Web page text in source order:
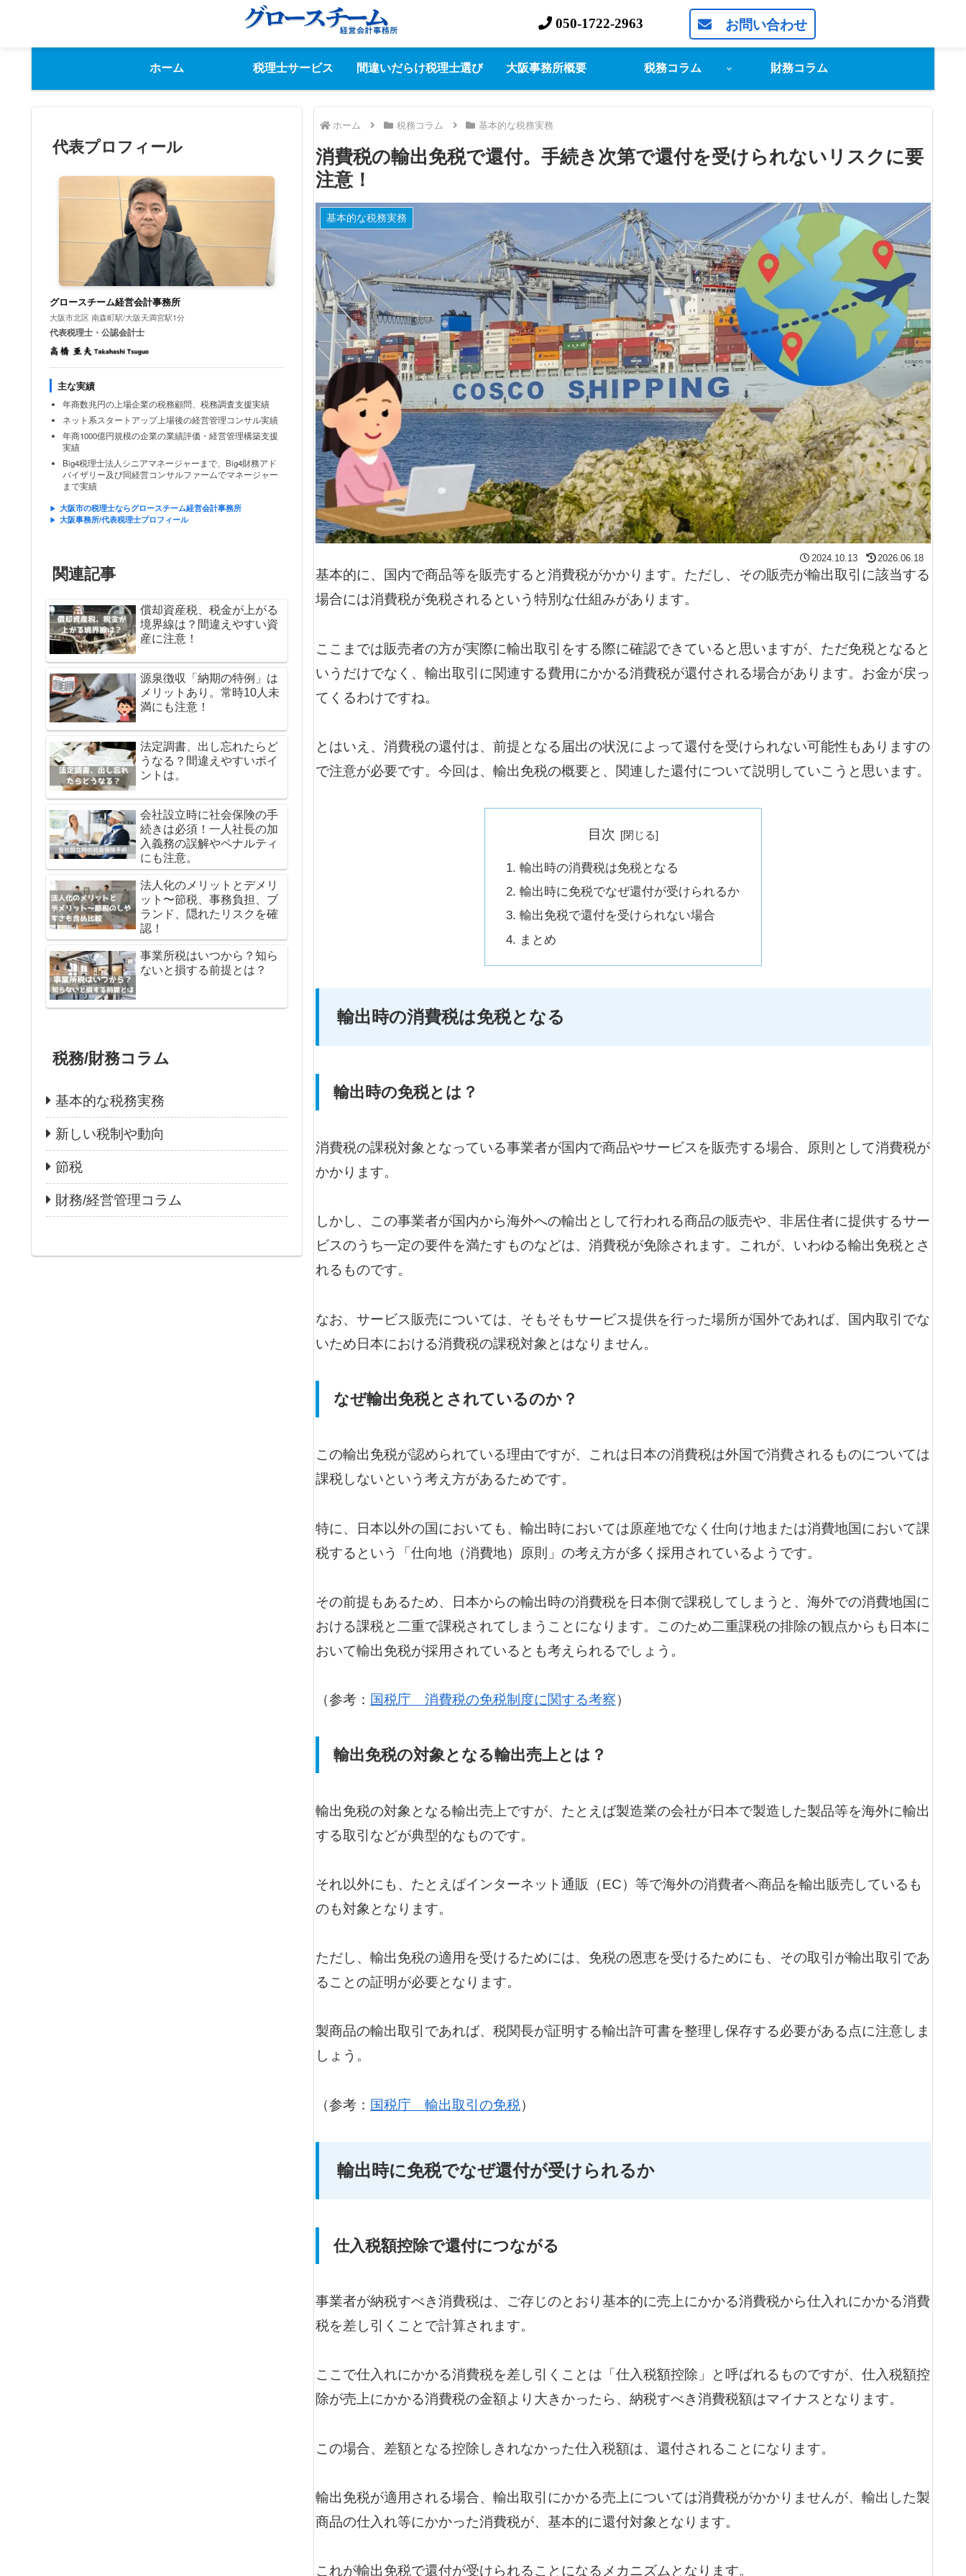
050-1722-2963 お問い合わせ
ホーム 税理士サービス 間違いだらけ税理士選び 大阪事務所概要 税務コラム 財務コラム
ホーム 税務コラム 基本的な税務実務
消費税の輸出免税で還付。手続き次第で還付を受けられないリスクに要
注意！
基本的な税務実務
2024.10.13 2026.06.18
基本的に、国内で商品等を販売すると消費税がかかります。ただし、その販売が輸出取引に該当する
場合には消費税が免税されるという特別な仕組みがあります。
ここまでは販売者の方が実際に輸出取引をする際に確認できていると思いますが、ただ免税となると
いうだけでなく、輸出取引に関連する費用にかかる消費税が還付される場合があります。お金が戻っ
てくるわけですね。
とはいえ、消費税の還付は、前提となる届出の状況によって還付を受けられない可能性もありますの
で注意が必要です。今回は、輸出免税の概要と、関連した還付について説明していこうと思います。
目次
輸出時の消費税は免税となる
輸出時に免税でなぜ還付が受けられるか
輸出免税で還付を受けられない場合
まとめ
輸出時の消費税は免税となる
輸出時の免税とは？
消費税の課税対象となっている事業者が国内で商品やサービスを販売する場合、原則として消費税が
かかります。
しかし、この事業者が国内から海外への輸出として行われる商品の販売や、非居住者に提供するサー
ビスのうち一定の要件を満たすものなどは、消費税が免除されます。これが、いわゆる輸出免税とさ
れるものです。
なお、サービス販売については、そもそもサービス提供を行った場所が国外であれば、国内取引でな
いため日本における消費税の課税対象とはなりません。
なぜ輸出免税とされているのか？
この輸出免税が認められている理由ですが、これは日本の消費税は外国で消費されるものについては
課税しないという考え方があるためです。
特に、日本以外の国においても、輸出時においては原産地でなく仕向け地または消費地国において課
税するという「仕向地（消費地）原則」の考え方が多く採用されているようです。
その前提もあるため、日本からの輸出時の消費税を日本側で課税してしまうと、海外での消費地国に
おける課税と二重で課税されてしまうことになります。このため二重課税の排除の観点からも日本に
おいて輸出免税が採用されているとも考えられるでしょう。
（参考： 国税庁 消費税の免税制度に関する考察）
輸出免税の対象となる輸出売上とは？
輸出免税の対象となる輸出売上ですが、たとえば製造業の会社が日本で製造した製品等を海外に輸出
する取引などが典型的なものです。
それ以外にも、たとえばインターネット通販（EC）等で海外の消費者へ商品を輸出販売しているも
のも対象となります。
ただし、輸出免税の適用を受けるためには、免税の恩恵を受けるためにも、その取引が輸出取引であ
ることの証明が必要となります。
製商品の輸出取引であれば、税関長が証明する輸出許可書を整理し保存する必要がある点に注意しま
しょう。
（参考： 国税庁 輸出取引の免税）
輸出時に免税でなぜ還付が受けられるか
仕入税額控除で還付につながる
事業者が納税すべき消費税は、ご存じのとおり基本的に売上にかかる消費税から仕入れにかかる消費
税を差し引くことで計算されます。
ここで仕入れにかかる消費税を差し引くことは「仕入税額控除」と呼ばれるものですが、仕入税額控
除が売上にかかる消費税の金額より大きかったら、納税すべき消費税額はマイナスとなります。
この場合、差額となる控除しきれなかった仕入税額は、還付されることになります。
輸出免税が適用される場合、輸出取引にかかる売上については消費税がかかりませんが、輸出した製
商品の仕入れ等にかかった消費税が、基本的に還付対象となります。
これが輸出免税で還付が受けられることになるメカニズムとなります。
代表プロフィール
グロースチーム経営会計事務所
大阪市北区 南森町駅/大阪天満宮駅1分
代表税理士・公認会計士
主な実績
年商数兆円の上場企業の税務顧問、税務調査支援実績
ネット系スタートアップ上場後の経営管理コンサル実績
年商1000億円規模の企業の業績評価・経営管理構築支援
実績
Big4税理士法人シニアマネージャーまで、Big4財務アド
バイザリー及び同経営コンサルファームでマネージャー
まで実績
大阪市の税理士ならグロースチーム経営会計事務所
大阪事務所/代表税理士プロフィール
関連記事
償却資産税、税金が上がる
境界線は？間違えやすい資
産に注意！
源泉徴収「納期の特例」は
メリットあり。常時10人未
満にも注意！
法定調書、出し忘れたらど
うなる？間違えやすいポイ
ントは。
会社設立時に社会保険の手
続きは必須！一人社長の加
入義務の誤解やペナルティ
にも注意。
法人化のメリットとデメリ
ット〜節税、事務負担、ブ
ランド、隠れたリスクを確
認！
事業所税はいつから？知ら
ないと損する前提とは？
税務/財務コラム
基本的な税務実務
新しい税制や動向
節税
財務/経営管理コラム